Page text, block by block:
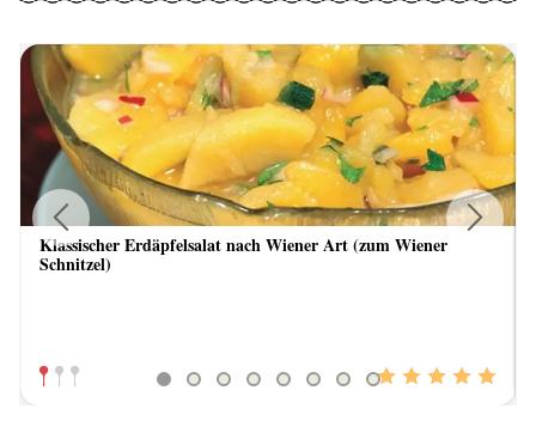
Klassischer Erdäpfelsalat nach Wiener Art (zum Wiener
Schnitzel)
Previous